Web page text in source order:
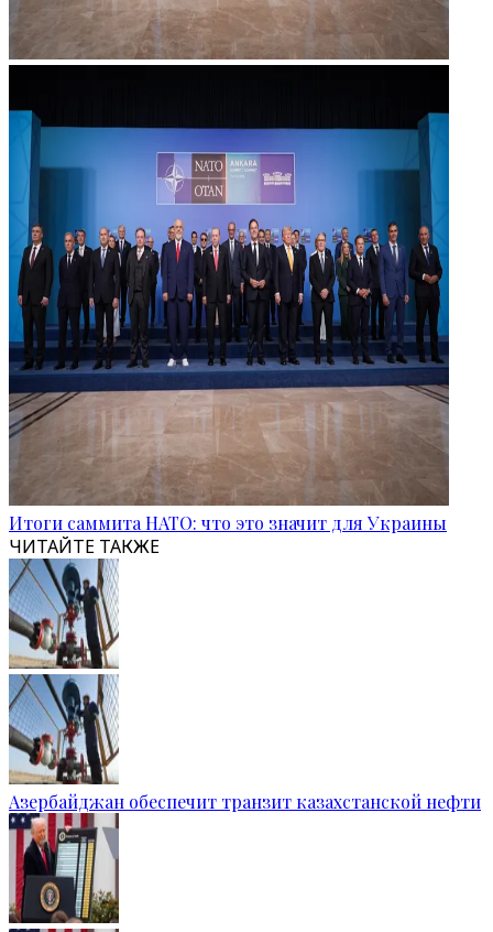
Итоги саммита НАТО: что это значит для Украины
ЧИТАЙТЕ ТАКЖЕ
Азербайджан обеспечит транзит казахстанской нефти